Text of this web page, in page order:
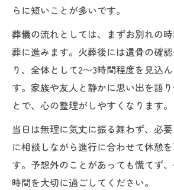
らに短いことが多いです。
葬儀の流れとしては、まずお別れの
葬に進みます。火葬後には遺骨の確
り、全体として2～3時間程度を見込
す。家族や友人と静かに思い出を語
とで、心の整理がしやすくなります。
当日は無理に気丈に振る舞わず、必
に相談しながら進行に合わせて休憩
す。予想外のことがあっても慌てず
時間を大切に過ごしてください。